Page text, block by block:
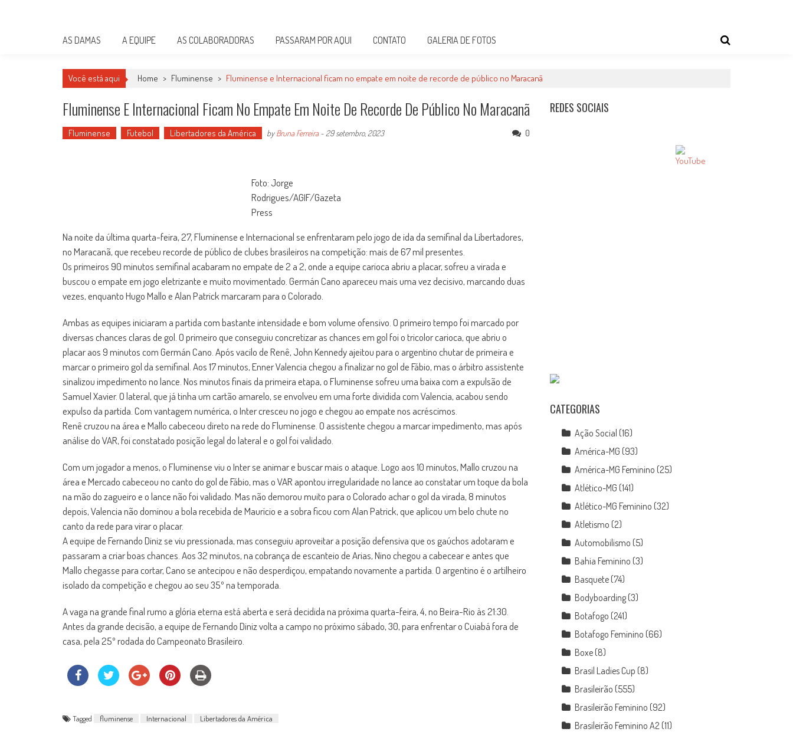
AS DAMAS A EQUIPE AS COLABORADORAS PASSARAM POR AQUI CONTATO GALERIA DE FOTOS
Você está aqui Home > Fluminense > Fluminense e Internacional ficam no empate em noite de recorde de público no Maracanã
Fluminense E Internacional Ficam No Empate Em Noite De Recorde De Público No Maracanã
Fluminense Futebol Libertadores da América byBruna Ferreira- 29 setembro, 2023 0
Foto: Jorge
Rodrigues/AGIF/Gazeta
Press
Na noite da última quarta-feira, 27, Fluminense e Internacional se enfrentaram pelo jogo de ida da semifinal da Libertadores,
no Maracanã, que recebeu recorde de público de clubes brasileiros na competição: mais de 67 mil presentes.
Os primeiros 90 minutos semifinal acabaram no empate de 2 a 2, onde a equipe carioca abriu a placar, sofreu a virada e
buscou o empate em jogo eletrizante e muito movimentado. Germán Cano apareceu mais uma vez decisivo, marcando duas
vezes, enquanto Hugo Mallo e Alan Patrick marcaram para o Colorado.
Ambas as equipes iniciaram a partida com bastante intensidade e bom volume ofensivo. O primeiro tempo foi marcado por
diversas chances claras de gol. O primeiro que conseguiu concretizar as chances em gol foi o tricolor carioca, que abriu o
placar aos 9 minutos com Germán Cano. Após vacilo de Renê, John Kennedy ajeitou para o argentino chutar de primeira e
marcar o primeiro gol da semifinal. Aos 17 minutos, Enner Valencia chegou a finalizar no gol de Fábio, mas o árbitro assistente
sinalizou impedimento no lance. Nos minutos finais da primeira etapa, o Fluminense sofreu uma baixa com a expulsão de
Samuel Xavier. O lateral, que já tinha um cartão amarelo, se envolveu em uma forte dividida com Valencia, acabou sendo
expulso da partida. Com vantagem numérica, o Inter cresceu no jogo e chegou ao empate nos acréscimos.
Renê cruzou na área e Mallo cabeceou direto na rede do Fluminense. O assistente chegou a marcar impedimento, mas após
análise do VAR, foi constatado posição legal do lateral e o gol foi validado.
Com um jogador a menos, o Fluminense viu o Inter se animar e buscar mais o ataque. Logo aos 10 minutos, Mallo cruzou na
área e Mercado cabeceou no canto do gol de Fábio, mas o VAR apontou irregularidade no lance ao constatar um toque da bola
na mão do zagueiro e o lance não foi validado. Mas não demorou muito para o Colorado achar o gol da virada, 8 minutos
depois, Valencia não dominou a bola recebida de Maurício e a sobra ficou com Alan Patrick, que aplicou um belo chute no
canto da rede para virar o placar.
A equipe de Fernando Diniz se viu pressionada, mas conseguiu aproveitar a posição defensiva que os gaúchos adotaram e
passaram a criar boas chances. Aos 32 minutos, na cobrança de escanteio de Arias, Nino chegou a cabecear e antes que
Mallo chegasse para cortar, Cano se antecipou e não desperdiçou, empatando novamente a partida. O argentino é o artilheiro
isolado da competição e chegou ao seu 35º na temporada.
A vaga na grande final rumo a glória eterna está aberta e será decidida na próxima quarta-feira, 4, no Beira-Rio às 21:30.
Antes da grande decisão, a equipe de Fernando Diniz volta a campo no próximo sábado, 30, para enfrentar o Cuiabá fora de
casa, pela 25º rodada do Campeonato Brasileiro.
Tagged fluminense Internacional Libertadores da América
REDES SOCIAIS
CATEGORIAS
Ação Social (16)
América-MG (93)
América-MG Feminino (25)
Atlético-MG (141)
Atlético-MG Feminino (32)
Atletismo (2)
Automobilismo (5)
Bahia Feminino (3)
Basquete (74)
Bodyboarding (3)
Botafogo (241)
Botafogo Feminino (66)
Boxe (8)
Brasil Ladies Cup (8)
Brasileirão (555)
Brasileirão Feminino (92)
Brasileirão Feminino A2 (11)